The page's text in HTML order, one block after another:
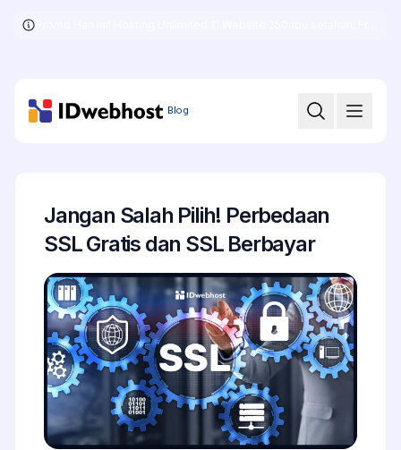
Blog
Jangan Salah Pilih! Perbedaan
SSL Gratis dan SSL Berbayar